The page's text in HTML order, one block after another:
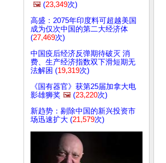
🖼️ (23,349次)
高盛：2075年印度料可超越美国
成为仅次中国的第二大经济体
(27,469次)
中国疫后经济反弹期待破灭 消
费、生产经济指数双下滑短期无
法解困 (19,319次)
《国有器官》获第25届加拿大电
影雄狮奖 🖼️ (23,220次)
新趋势：剔除中国的新兴投资市
场迅速扩大 (21,579次)